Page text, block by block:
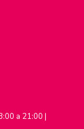
a 21:00 |